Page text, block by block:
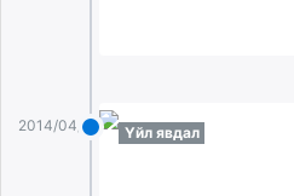
2014/04/29 Үйл явдал